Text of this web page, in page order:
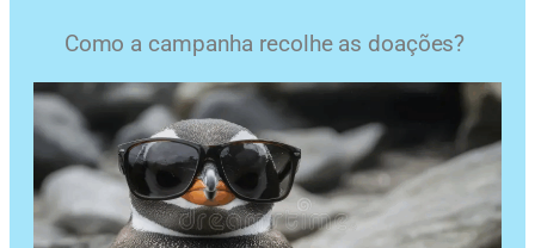
Como a campanha recolhe as doações?